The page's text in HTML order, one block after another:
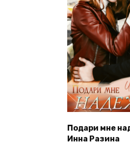
Подари мне
Инна Разина